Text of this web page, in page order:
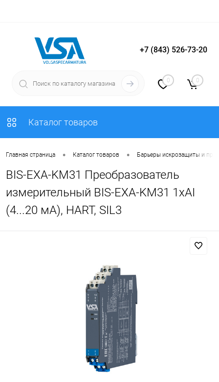
Вход Регистрация
+7 (843) 526-73-20
0 0
Каталог товаров
Главная страница • Каталог товаров • Барьеры искрозащиты и
BIS-EXA-KM31 Преобразователь
измерительный BIS-EXA-KM31 1хAI
(4...20 мА), HART, SIL3